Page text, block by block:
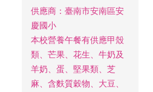
供應商：臺南市安南區安
慶國小
本校營養午餐有供應甲殼
類、芒果、花生、牛奶及
羊奶、蛋、堅果類、芝
麻、含麩質穀物、大豆、